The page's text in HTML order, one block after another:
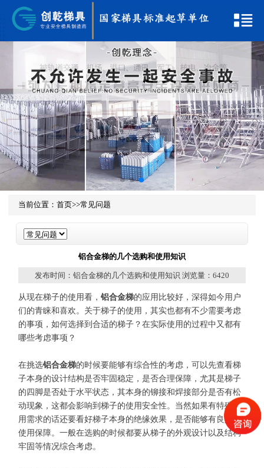
当前位置： 首页>>常见问题
铝合金梯的几个选购和使用知识
发布时间：铝合金梯的几个选购和使用知识 浏览量： 6420
从现在梯子的使用看， 铝合金梯的应用比较好，深得如今用户
们的青睐和喜欢。关于梯子的使用，其实也都有不少需要考虑
的事项，如何选择到合适的梯子？在实际使用的过程中又都有
哪些考虑事项？
在挑选铝合金梯的时候要能够有综合性的考虑，可以先查看梯
子本身的设计结构是否牢固稳定，是否合理保障，尤其是梯子
的四脚是否处于水平状态，其本身的铆接和焊接部分是否有松
动现象，这都会影响到梯子的使用安全性。当然如果有特殊使
用需求的话还要看好梯子本身的绝缘效果，是否能够有良好的
使用保障。一般在选购的时候都要从梯子的外观设计以及结构
牢固等情况综合考虑。